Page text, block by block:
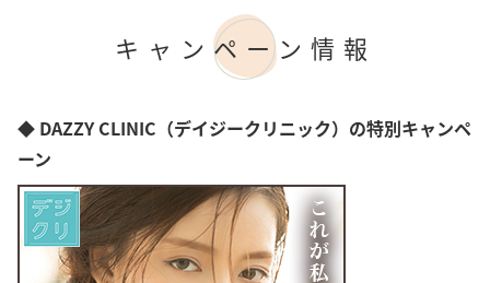
兵庫県
岡山県
福岡県
熊本県
鹿児島県
沖縄県
女性スタッフのみ
眉毛スタイリング
キャンペーン情報
◆ DAZZY CLINIC（デイジークリニック）の特別キャンペ
ーン